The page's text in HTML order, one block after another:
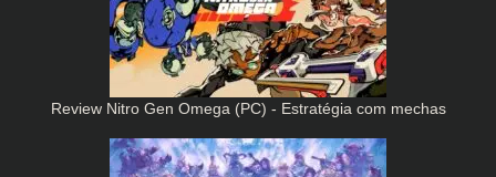
Review Nitro Gen Omega (PC) - Estratégia com mechas